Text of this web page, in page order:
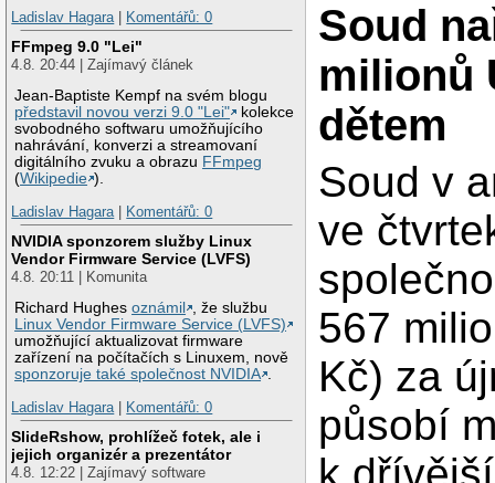
Ladislav Hagara| Komentářů: 0
FFmpeg 9.0 "Lei"
4.8. 20:44 | Zajímavý článek
Jean-Baptiste Kempf na svém blogu
představil novou verzi 9.0 "Lei"
kolekce
svobodného softwaru umožňujícího
nahrávání, konverzi a streamovaní
digitálního zvuku a obrazu FFmpeg
(Wikipedie ).
Ladislav Hagara| Komentářů: 0
NVIDIA sponzorem služby Linux
Vendor Firmware Service (LVFS)
4.8. 20:11 | Komunita
Richard Hughesoznámil
, že službu
Linux Vendor Firmware Service (LVFS)
umožňující aktualizovat firmware
zařízení na počítačích s Linuxem, nově
sponzoruje také společnost NVIDIA .
Ladislav Hagara| Komentářů: 0
SlideRshow, prohlížeč fotek, ale i
jejich organizér a prezentátor
4.8. 12:22 | Zajímavý software
Soud
milionů
dětem
Soud v
ve
567
Kč) za
působí
k